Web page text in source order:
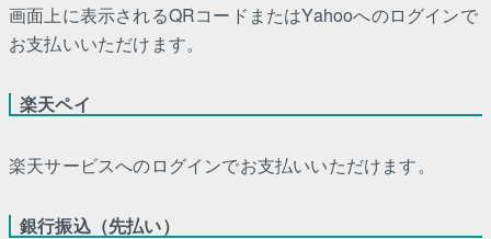
画面上に表示されるQRコードまたはYahooへのログインで
お支払いいただけます。
楽天ペイ
楽天サービスへのログインでお支払いいただけます。
銀行振込（先払い）